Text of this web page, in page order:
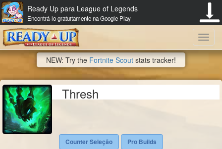
Ready Up para League of Legends
Encontrá-lo gratuitamente na Google Play
NEW: Try the Fortnite Scout stats tracker!
Thresh
Counter Seleção Pro Builds